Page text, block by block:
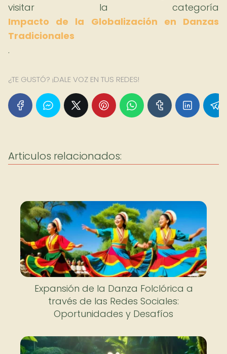
visitar la categoría
Impacto de la Globalización en Danzas
Tradicionales
.
¿TE GUSTÓ? ¡DALE VOZ EN TUS REDES!
Articulos relacionados:
Expansión de la Danza Folclórica a
través de las Redes Sociales:
Oportunidades y Desafíos